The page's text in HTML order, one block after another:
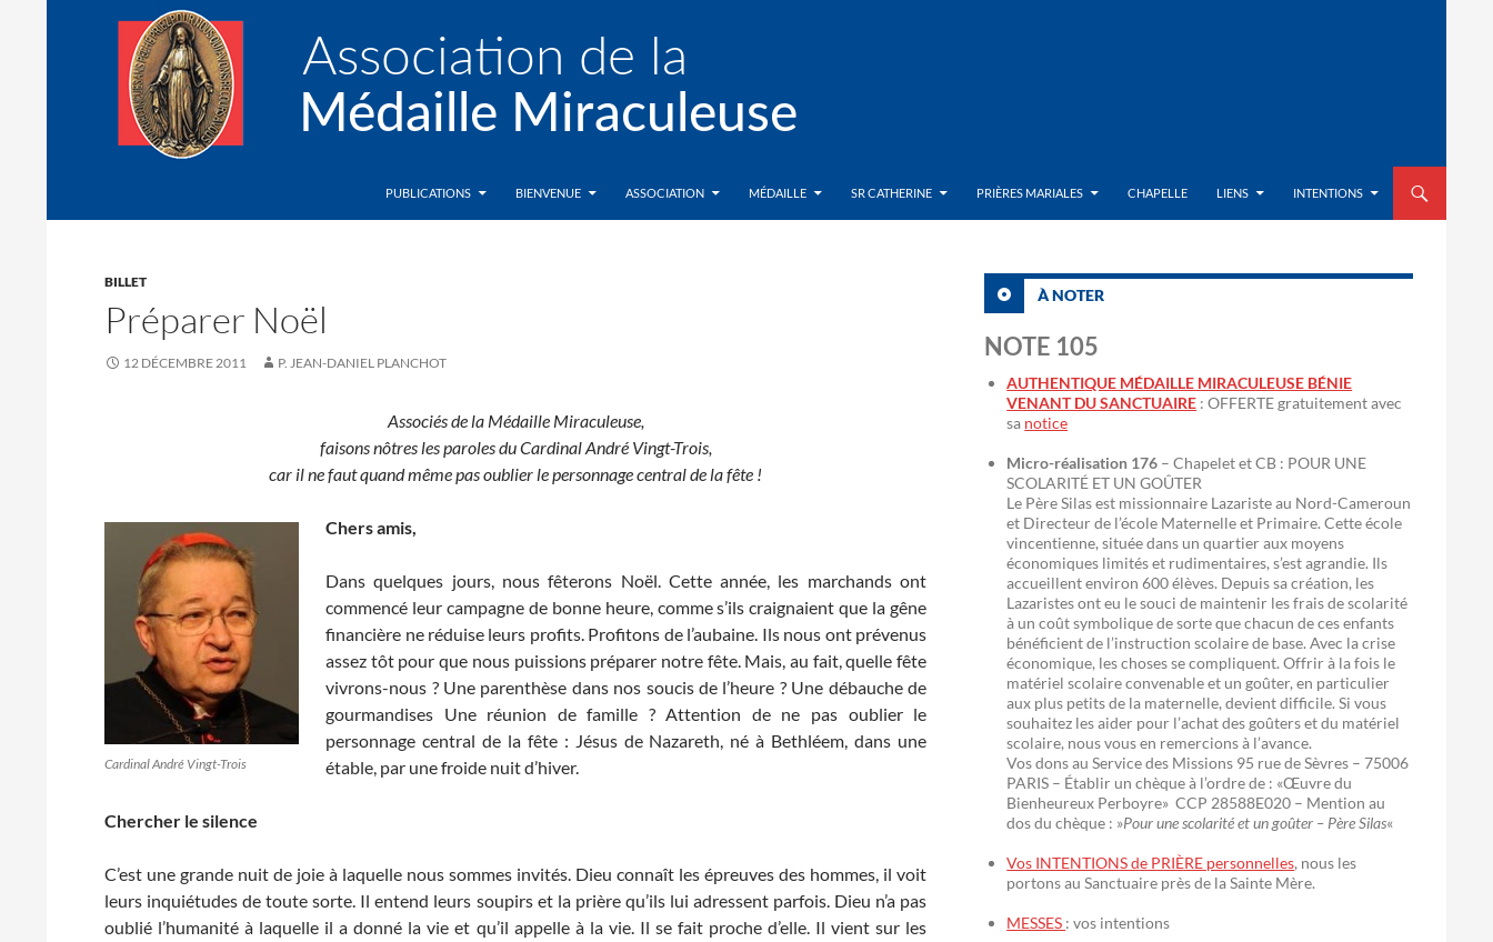
Association de la Médaille MiraculeusePUBLICATIONS
BIENVENUE ASSOCIATION MÉDAILLE SR CATHERINE PRIÈRES MARIALES CHAPELLE LIENS INTENTIONS
BILLET
Préparer Noël
12 DÉCEMBRE 2011 P. JEAN-DANIEL PLANCHOT
Associés de la Médaille Miraculeuse,
faisons nôtres les paroles du Cardinal André Vingt-Trois,
car il ne faut quand même pas oublier le personnage central de la fête !
Cardinal André Vingt-Trois
Chers amis,
Dans quelques jours, nous fêterons Noël. Cette année, les marchands ont
commencé leur campagne de bonne heure, comme s’ils craignaient que la gêne
financière ne réduise leurs profits. Profitons de l’aubaine. Ils nous ont prévenus
assez tôt pour que nous puissions préparer notre fête. Mais, au fait, quelle fête
vivrons-nous ? Une parenthèse dans nos soucis de l’heure ? Une débauche de
gourmandises Une réunion de famille ? Attention de ne pas oublier le
personnage central de la fête : Jésus de Nazareth, né à Bethléem, dans une
étable, par une froide nuit d’hiver.
Chercher le silence
C’est une grande nuit de joie à laquelle nous sommes invités. Dieu connaît les épreuves des hommes, il voit
leurs inquiétudes de toute sorte. Il entend leurs soupirs et la prière qu’ils lui adressent parfois. Dieu n’a pas
oublié l’humanité à laquelle il a donné la vie et qu’il appelle à la vie. Il se fait proche d’elle. Il vient sur les
À NOTER
NOTE 105
AUTHENTIQUE MÉDAILLE MIRACULEUSE BÉNIE
VENANT DU SANCTUAIRE : OFFERTE gratuitement avec
sa notice
Micro-réalisation 176 – Chapelet et CB : POUR UNE
SCOLARITÉ ET UN GOÛTER
Le Père Silas est missionnaire Lazariste au Nord-Cameroun
et Directeur de l’école Maternelle et Primaire. Cette école
vincentienne, située dans un quartier aux moyens
économiques limités et rudimentaires, s’est agrandie. Ils
accueillent environ 600 élèves. Depuis sa création, les
Lazaristes ont eu le souci de maintenir les frais de scolarité
à un coût symbolique de sorte que chacun de ces enfants
bénéficient de l’instruction scolaire de base. Avec la crise
économique, les choses se compliquent. Offrir à la fois le
matériel scolaire convenable et un goûter, en particulier
aux plus petits de la maternelle, devient difficile. Si vous
souhaitez les aider pour l’achat des goûters et du matériel
scolaire, nous vous en remercions à l’avance.
Vos dons au Service des Missions 95 rue de Sèvres – 75006
PARIS – Établir un chèque à l’ordre de : «Œuvre du
Bienheureux Perboyre» CCP 28588E020 – Mention au
dos du chèque : »Pour une scolarité et un goûter – Père Silas«
Vos INTENTIONS de PRIÈRE personnelles, nous les
portons au Sanctuaire près de la Sainte Mère.
MESSES : vos intentions